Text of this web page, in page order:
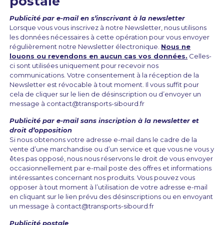
Publicité par e-mail en s’inscrivant à la newsletter
Lorsque vous vous inscrivez à notre Newsletter, nous utilisons
les données nécessaires à cette opération pour vous envoyer
régulièrement notre Newsletter électronique. Nous ne
louons ou revendons en aucun cas vos données. Celles-
ci sont utilisées uniquement pour recevoir nos
communications. Votre consentement à la réception de la
Newsletter est révocable à tout moment. Il vous suffit pour
cela de cliquer sur le lien de désinscription ou d’envoyer un
message à contact@transports-sibourd.fr
Publicité par e-mail sans inscription à la newsletter et
droit d’opposition
Si nous obtenons votre adresse e-mail dans le cadre de la
vente d’une marchandise ou d’un service et que vous ne vous y
êtes pas opposé, nous nous réservons le droit de vous envoyer
occasionnellement par e-mail poste des offres et informations
intéressantes concernant nos produits. Vous pouvez vous
opposer à tout moment à l’utilisation de votre adresse e-mail
en cliquant sur le lien prévu des désinscriptions ou en envoyant
un message à contact@transports-sibourd.fr
Publicité postale